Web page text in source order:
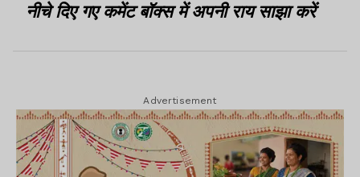
नीचे दिए गए कमेंट बॉक्स में अपनी राय साझा करें
Advertisement